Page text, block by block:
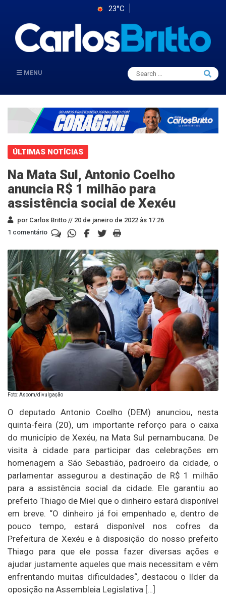
23°C
MENU
Search
for:
Search
ÚLTIMAS NOTÍCIAS
Na Mata Sul, Antonio Coelho
anuncia R$ 1 milhão para
assistência social de Xexéu
por Carlos Britto // 20 de janeiro de 2022 às 17:26
1 comentário
Foto: Ascom/divulgação
O deputado Antonio Coelho (DEM) anunciou, nesta
quinta-feira (20), um importante reforço para o caixa
do município de Xexéu, na Mata Sul pernambucana. De
visita à cidade para participar das celebrações em
homenagem a São Sebastião, padroeiro da cidade, o
parlamentar assegurou a destinação de R$ 1 milhão
para a assistência social da cidade. Ele garantiu ao
prefeito Thiago de Miel que o dinheiro estará disponível
em breve. “O dinheiro já foi empenhado e, dentro de
pouco tempo, estará disponível nos cofres da
Prefeitura de Xexéu e à disposição do nosso prefeito
Thiago para que ele possa fazer diversas ações e
ajudar justamente aqueles que mais necessitam e vêm
enfrentando muitas dificuldades“, destacou o líder da
oposição na Assembleia Legislativa […]